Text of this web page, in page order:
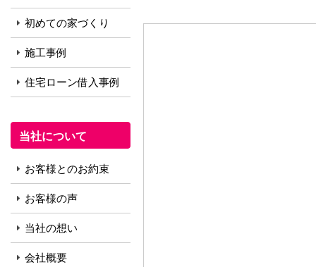
初めての家づくり
施工事例
住宅ローン借入事例
当社について
お客様とのお約束
お客様の声
当社の想い
会社概要